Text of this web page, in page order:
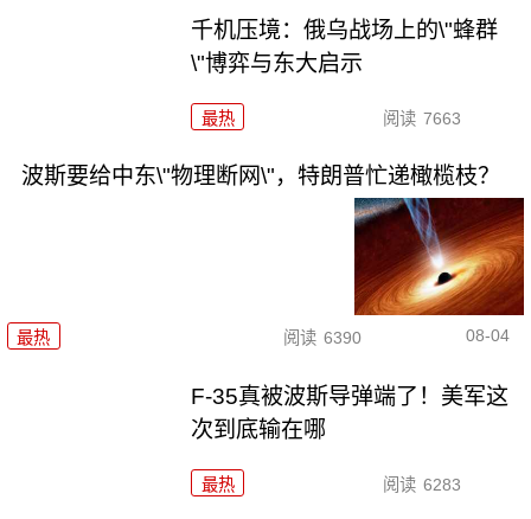
千机压境：俄乌战场上的\"蜂群
\"博弈与东大启示
最热 阅读 7663
波斯要给中东\"物理断网\"，特朗普忙递橄榄枝？
最热 阅读 6390 08-04
F-35真被波斯导弹端了！美军这
次到底输在哪
最热 阅读 6283